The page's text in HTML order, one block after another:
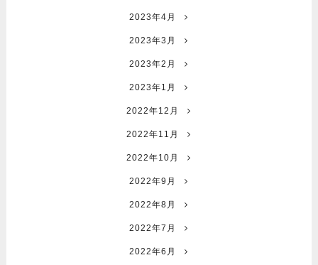
2023年4月
2023年3月
2023年2月
2023年1月
2022年12月
2022年11月
2022年10月
2022年9月
2022年8月
2022年7月
2022年6月